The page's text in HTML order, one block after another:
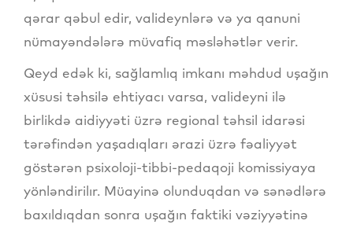
qərar qəbul edir, valideynlərə və ya qanuni
nümayəndələrə müvafiq məsləhətlər verir.
Qeyd edək ki, sağlamlıq imkanı məhdud uşağın
xüsusi təhsilə ehtiyacı varsa, valideyni ilə
birlikdə aidiyyəti üzrə regional təhsil idarəsi
tərəfindən yaşadıqları ərazi üzrə fəaliyyət
göstərən psixoloji-tibbi-pedaqoji komissiyaya
yönləndirilır. Müayinə olunduqdan və sənədlərə
baxıldıqdan sonra uşağın faktiki vəziyyətinə